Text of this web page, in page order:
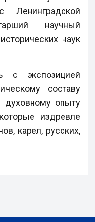
Ленинградской
научный
наук
с экспозицией
составу
духовному опыту
издревле
карел, русских,